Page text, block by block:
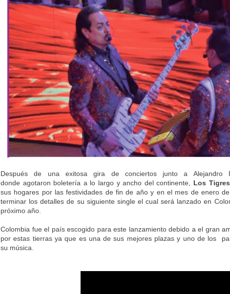
Después de una exitosa gira de conciertos junto a Alejandro
donde agotaron boletería a lo largo y ancho del continente, Los
sus hogares por las festividades de fin de año y en el mes de enero
terminar los detalles de su siguiente single el cual será lanzado en
próximo año.
Colombia fue el país escogido para este lanzamiento debido a el gran
por estas tierras ya que es una de sus mejores plazas y uno de los
su música.